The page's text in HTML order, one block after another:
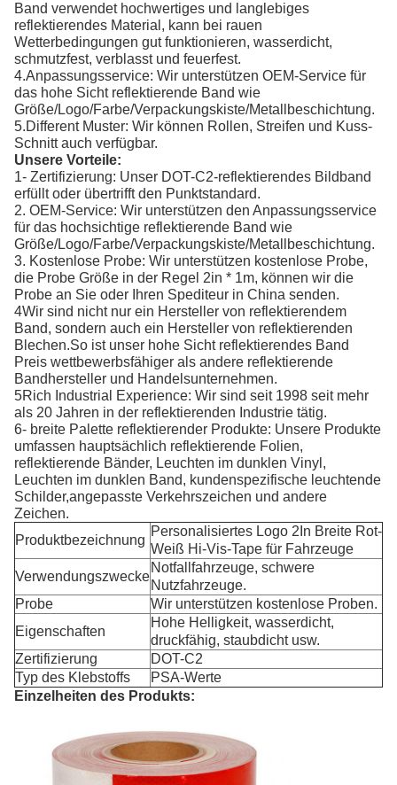
Band verwendet hochwertiges und langlebiges
reflektierendes Material, kann bei rauen
Wetterbedingungen gut funktionieren, wasserdicht,
schmutzfest, verblasst und feuerfest.
4.Anpassungsservice: Wir unterstützen OEM-Service für
das hohe Sicht reflektierende Band wie
Größe/Logo/Farbe/Verpackungskiste/Metallbeschichtung.
5.Different Muster: Wir können Rollen, Streifen und Kuss-
Schnitt auch verfügbar.
Unsere Vorteile:
1- Zertifizierung: Unser DOT-C2-reflektierendes Bildband
erfüllt oder übertrifft den Punktstandard.
2. OEM-Service: Wir unterstützen den Anpassungsservice
für das hochsichtige reflektierende Band wie
Größe/Logo/Farbe/Verpackungskiste/Metallbeschichtung.
3. Kostenlose Probe: Wir unterstützen kostenlose Probe,
die Probe Größe in der Regel 2in * 1m, können wir die
Probe an Sie oder Ihren Spediteur in China senden.
4Wir sind nicht nur ein Hersteller von reflektierendem
Band, sondern auch ein Hersteller von reflektierenden
Blechen.So ist unser hohe Sicht reflektierendes Band
Preis wettbewerbsfähiger als andere reflektierende
Bandhersteller und Handelsunternehmen.
5Rich Industrial Experience: Wir sind seit 1998 seit mehr
als 20 Jahren in der reflektierenden Industrie tätig.
6- breite Palette reflektierender Produkte: Unsere Produkte
umfassen hauptsächlich reflektierende Folien,
reflektierende Bänder, Leuchten im dunklen Vinyl,
Leuchten im dunklen Band, kundenspezifische leuchtende
Schilder,angepasste Verkehrszeichen und andere
Zeichen.
Produktbezeichnung
Personalisiertes Logo 2In Breite Rot-
Weiß Hi-Vis-Tape für Fahrzeuge
Verwendungszwecke
Notfallfahrzeuge, schwere
Nutzfahrzeuge.
Probe
Wir unterstützen kostenlose Proben.
Eigenschaften
Hohe Helligkeit, wasserdicht,
druckfähig, staubdicht usw.
Zertifizierung
DOT-C2
Typ des Klebstoffs
PSA-Werte
Einzelheiten des Produkts: